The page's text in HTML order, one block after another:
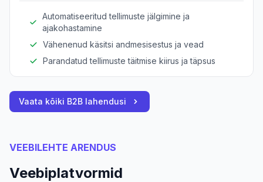
Automatiseeritud tellimuste jälgimine ja
ajakohastamine
Vähenenud käsitsi andmesisestus ja vead
Parandatud tellimuste täitmise kiirus ja täpsus
Vaata kõiki B2B lahendusi
VEEBILEHTE ARENDUS
Veebiplatvormid